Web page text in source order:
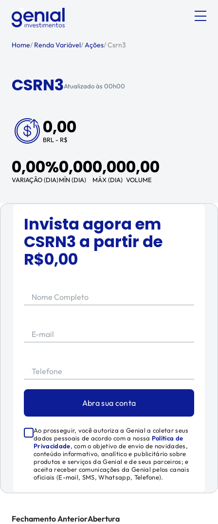
Home/ Renda Variável/Ações/Csrn3
CSRN3Atualizado às 00h00
0,00
BRL - R$
0,00%
VARIAÇÃO (DIA)
0,00
MÍN (DIA)
0,00
MÁX (DIA)
0,00
VOLUME
Invista agora em
CSRN3 a partir de
R$0,00
Nome Completo
E-mail
Telefone
Abra sua conta
Ao prosseguir, você autoriza a Genial a coletar seus
dados pessoais de acordo com a nossa Política de
Privacidade, com o objetivo de envio de novidades,
conteúdo informativo, analítico e publicitário sobre
produtos e serviços da Genial e de seus parceiros; e
aceita receber comunicações da Genial pelos canais
oficiais (E-mail, SMS, Whatsapp, Telefone).
Fechamento AnteriorAbertura